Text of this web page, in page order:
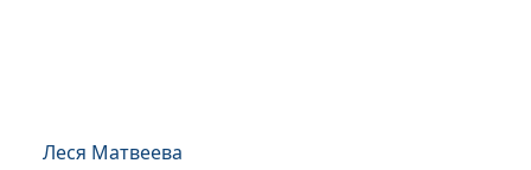
Леся Матвеева